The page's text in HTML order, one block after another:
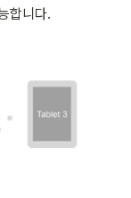
합니다.